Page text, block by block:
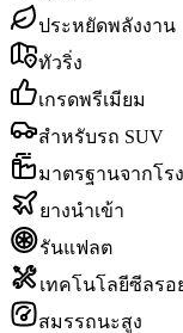
ประหยัดพลังงาน
ทัวริ่ง
เกรดพรีเมียม
สำหรับรถ SUV
มาตรฐานจากโร
ยางนำเข้า
รันแฟลต
เทคโนโลยีซีลรอ
สมรรถนะสูง